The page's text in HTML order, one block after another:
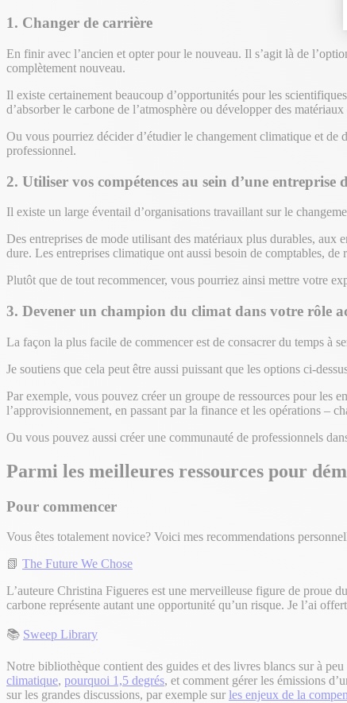
1. Changer de carrière
En finir avec l’ancien et opter pour le nouveau. Il s’agit là de
complètement nouveau.
Il existe certainement beaucoup d’opportunités pour les
d’absorber le carbone de l’atmosphère ou développer des
Ou vous pourriez décider d’étudier le changement climatique et de
professionnel.
2. Utiliser vos compétences au sein d’une entreprise
Il existe un large éventail d’organisations travaillant sur le
Des entreprises de mode utilisant des matériaux plus durables,
dure. Les entreprises climatique ont aussi besoin de comptables, de
Plutôt que de tout recommencer, vous pourriez ainsi mettre votre
3. Devener un champion du climat dans votre rôle
La façon la plus facile de commencer est de consacrer du temps à
Je soutiens que cela peut être aussi puissant que les options ci-
Par exemple, vous pouvez créer un groupe de ressources pour les
l’approvisionnement, en passant par la finance et les opérations –
Ou vous pouvez aussi créer une communauté de professionnels
Parmi les meilleures ressources pour
Pour commencer
Vous êtes totalement novice? Voici mes recommendations
📗 The Future We Chose
L’auteure Christina Figueres est une merveilleuse figure de proue
carbone représente autant une opportunité qu’un risque. Je l’ai
📚 Sweep Library
Notre bibliothèque contient des guides et des livres blancs sur à
climatique, pourquoi 1,5 degrés, et comment gérer les émissions
sur les grandes discussions, par exemple sur les enjeux de la